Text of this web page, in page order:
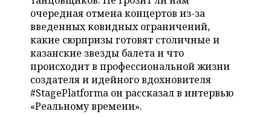
ХОККЕЙ С МЯЧОМ
ПРОИСШЕСТВИЯ
очередная отмена концертов из-за
введенных ковидных ограничений,
какие сюрпризы готовят столичные и
казанские звезды балета и что
происходит в профессиональной жизни
создателя и идейного вдохновителя
#StagePlatforma он рассказал в интервью
«Реальному времени».